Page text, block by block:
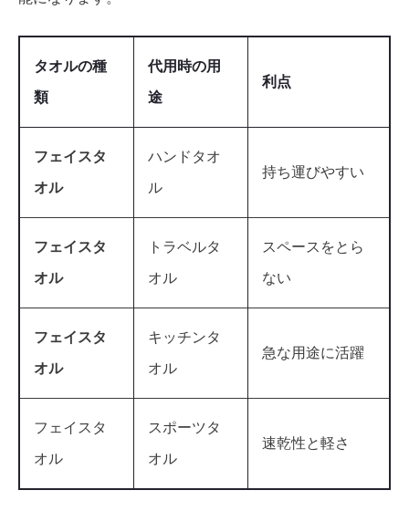
タオルの種
類
代用時の用
途
利点
フェイスタ
オル
ハンドタオ
ル
持ち運びやすい
フェイスタ
オル
トラベルタ
オル
スペースをとら
ない
フェイスタ
オル
キッチンタ
オル
急な用途に活躍
フェイスタ
オル
スポーツタ
オル
速乾性と軽さ